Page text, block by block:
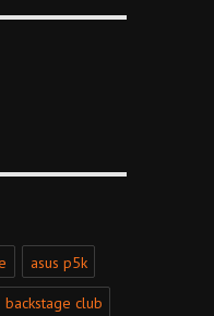
asus p5k
backstage club